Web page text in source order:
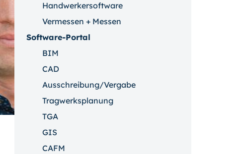
Handwerkersoftware
Vermessen + Messen
Software-Portal
BIM
CAD
Ausschreibung/Vergabe
Tragwerksplanung
TGA
GIS
CAFM